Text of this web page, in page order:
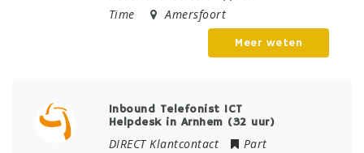
Time
Amersfoort
Meer weten
Inbound Telefonist ICT
Helpdesk in Arnhem (32 uur)
DIRECT Klantcontact
Part